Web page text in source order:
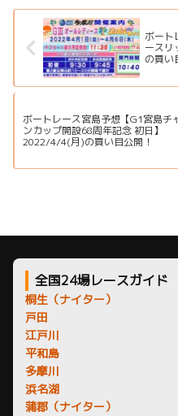
報まで詳しく紹介します。
ボート
ース
の買い
ボートレース宮島予想【G1宮島チ
ンカップ開設68周年記念 初日】
2022/4/4(月)の買い目公開！
全国24場レースガイド
桐生（ナイター）
戸田
江戸川
平和島
多摩川
浜名湖
蒲郡（ナイター）